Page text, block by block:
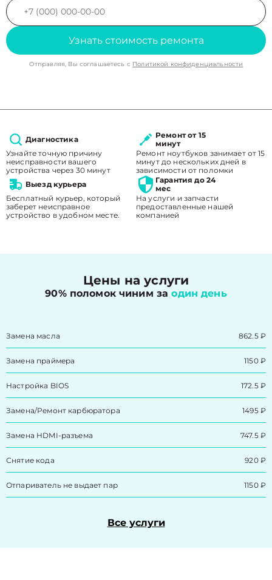
Узнать стоимость ремонта
Отправляя, Вы соглашаетесь с Политикой конфиденциальности
Диагностика
Узнайте точную причину
неисправности вашего
устройства через 30 минут
Ремонт от 15
минут
Ремонт ноутбуков занимает от 15
минут до нескольких дней в
зависимости от поломки
Выезд курьера
Бесплатный курьер, который
заберет неисправное
устройство в удобном месте.
Гарантия до 24
мес
На услуги и запчасти
предоставленные нашей
компанией
Цены на услуги
90% поломок чиним заодин день
Замена масла 862.5 ₽
Замена праймера 1150 ₽
Настройка BIOS 172.5 ₽
Замена/Pемонт карбюратора 1495 ₽
Замена HDMI-разъема 747.5 ₽
Снятие кода 920 ₽
Отпариватель не выдает пар 1150 ₽
Все услуги